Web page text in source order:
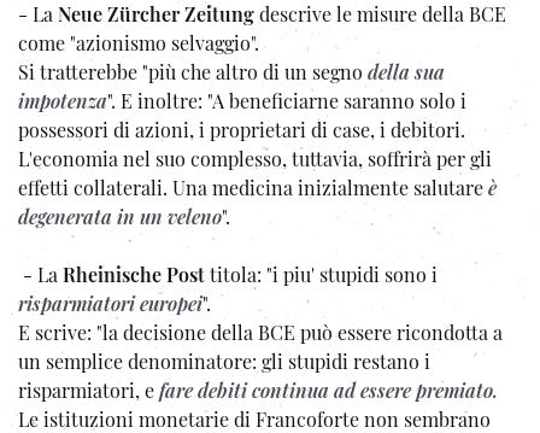
- LaNeue Zürcher Zeitungdescrive le misure della BCE
come "azionismo selvaggio".
Si tratterebbe "più che altro di un segno della sua
impotenza". E inoltre: "A beneficiarne saranno solo i
possessori di azioni, i proprietari di case, i debitori.
L'economia nel suo complesso, tuttavia, soffrirà per gli
effetti collaterali. Una medicina inizialmente salutareè
degenerata in un veleno".
- LaRheinische Posttitola: "i piu' stupidi sono i
risparmiatori europei".
E scrive: "la decisione della BCE può essere ricondotta a
un semplice denominatore: gli stupidi restano i
risparmiatori, efare debiti continua ad essere premiato.
Le istituzioni monetarie di Francoforte non sembrano